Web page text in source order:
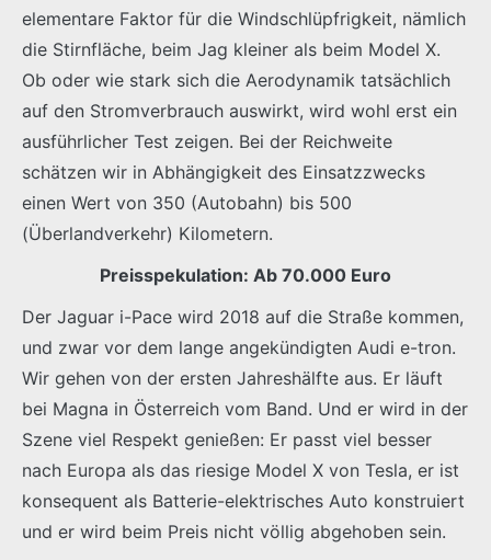
elementare Faktor für die Windschlüpfrigkeit, nämlich
die Stirnfläche, beim Jag kleiner als beim Model X.
Ob oder wie stark sich die Aerodynamik tatsächlich
auf den Stromverbrauch auswirkt, wird wohl erst ein
ausführlicher Test zeigen. Bei der Reichweite
schätzen wir in Abhängigkeit des Einsatzzwecks
einen Wert von 350 (Autobahn) bis 500
(Überlandverkehr) Kilometern.
Preisspekulation: Ab 70.000 Euro
Der Jaguar i-Pace wird 2018 auf die Straße kommen,
und zwar vor dem lange angekündigten Audi e-tron.
Wir gehen von der ersten Jahreshälfte aus. Er läuft
bei Magna in Österreich vom Band. Und er wird in der
Szene viel Respekt genießen: Er passt viel besser
nach Europa als das riesige Model X von Tesla, er ist
konsequent als Batterie-elektrisches Auto konstruiert
und er wird beim Preis nicht völlig abgehoben sein.